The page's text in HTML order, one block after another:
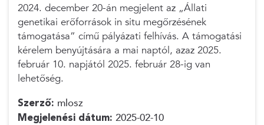
2024. december 20-án megjelent az „Állati
genetikai erőforrások in situ megőrzésének
támogatása” című pályázati felhívás. A támogatási
kérelem benyújtására a mai naptól, azaz 2025.
február 10. napjától 2025. február 28-ig van
lehetőség.
Szerző: mlosz
Megjelenési dátum: 2025-02-10